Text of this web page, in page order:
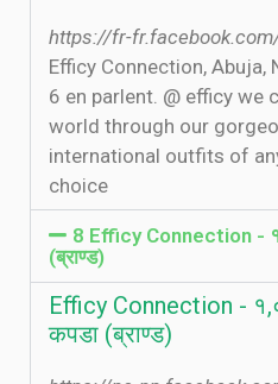
https://fr-
Efficy Connection, Abuja,
6 en parlent. @ efficy we
world through our
international outfits of
choice
8 Efficy Connection -
(ब्राण्ड)
Efficy Connection -
कपडा (ब्राण्ड)